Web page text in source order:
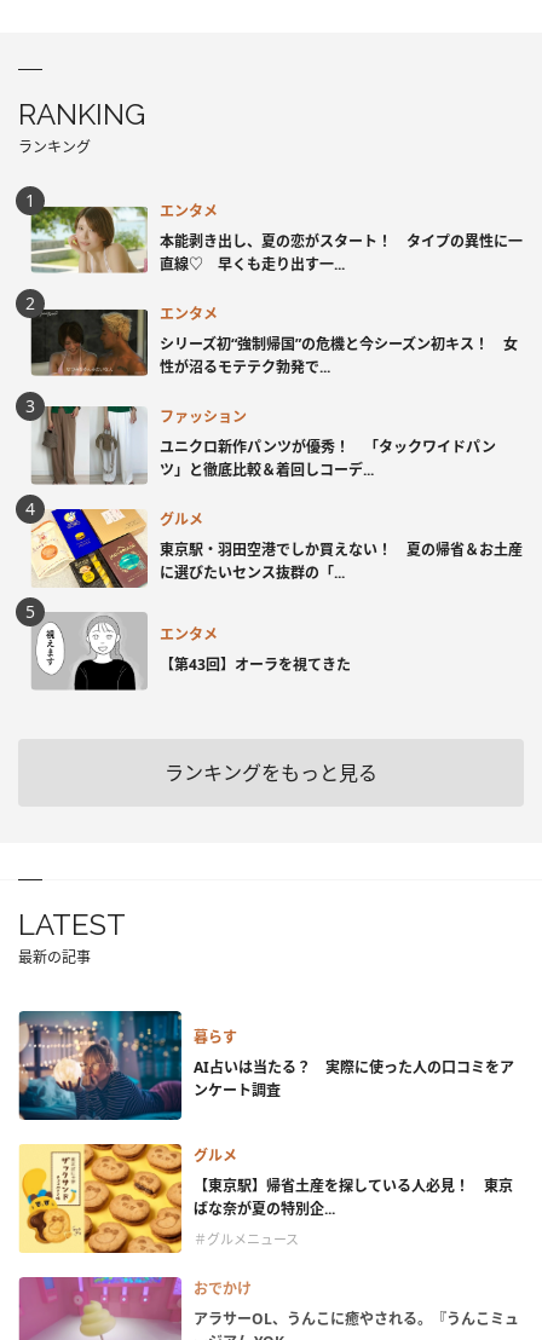
RANKING
ランキング
エンタメ
本能剥き出し、夏の恋がスタート！ タイプの異性に一
直線♡ 早くも走り出す一...
エンタメ
シリーズ初“強制帰国”の危機と今シーズン初キス！ 女
性が沼るモテテク勃発で...
ファッション
ユニクロ新作パンツが優秀！ 「タックワイドパン
ツ」と徹底比較＆着回しコーデ...
グルメ
東京駅・羽田空港でしか買えない！ 夏の帰省＆お土産
に選びたいセンス抜群の「...
エンタメ
【第43回】オーラを視てきた
ランキングをもっと見る
LATEST
最新の記事
暮らす
AI占いは当たる？ 実際に使った人の口コミをア
ンケート調査
グルメ
【東京駅】帰省土産を探している人必見！ 東京
ばな奈が夏の特別企...
＃グルメニュース
おでかけ
アラサーOL、うんこに癒やされる。『うんこミュ